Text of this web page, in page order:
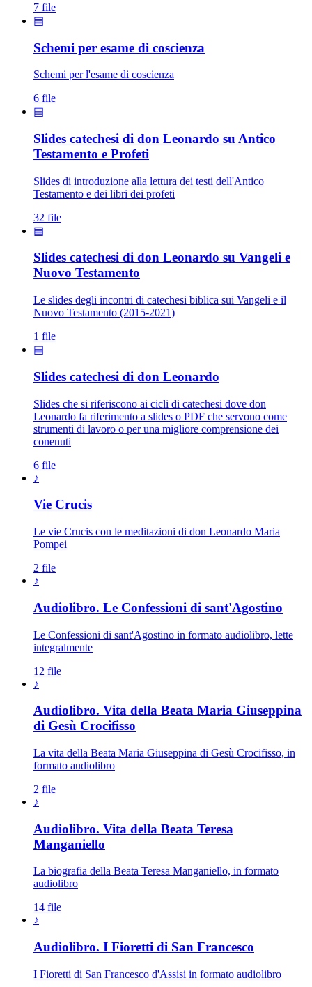
7 file
▤
Schemi per esame di coscienza
Schemi per l'esame di coscienza
6 file
▤
Slides catechesi di don Leonardo su Antico
Testamento e Profeti
Slides di introduzione alla lettura dei testi dell'Antico
Testamento e dei libri dei profeti
32 file
▤
Slides catechesi di don Leonardo su Vangeli e
Nuovo Testamento
Le slides degli incontri di catechesi biblica sui Vangeli e il
Nuovo Testamento (2015-2021)
1 file
▤
Slides catechesi di don Leonardo
Slides che si riferiscono ai cicli di catechesi dove don
Leonardo fa riferimento a slides o PDF che servono come
strumenti di lavoro o per una migliore comprensione dei
conenuti
6 file
♪
Vie Crucis
Le vie Crucis con le meditazioni di don Leonardo Maria
Pompei
2 file
♪
Audiolibro. Le Confessioni di sant'Agostino
Le Confessioni di sant'Agostino in formato audiolibro, lette
integralmente
12 file
♪
Audiolibro. Vita della Beata Maria Giuseppina
di Gesù Crocifisso
La vita della Beata Maria Giuseppina di Gesù Crocifisso, in
formato audiolibro
2 file
♪
Audiolibro. Vita della Beata Teresa
Manganiello
La biografia della Beata Teresa Manganiello, in formato
audiolibro
14 file
♪
Audiolibro. I Fioretti di San Francesco
I Fioretti di San Francesco d'Assisi in formato audiolibro